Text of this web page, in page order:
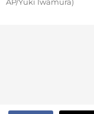
AP/Yuki Iwamura)